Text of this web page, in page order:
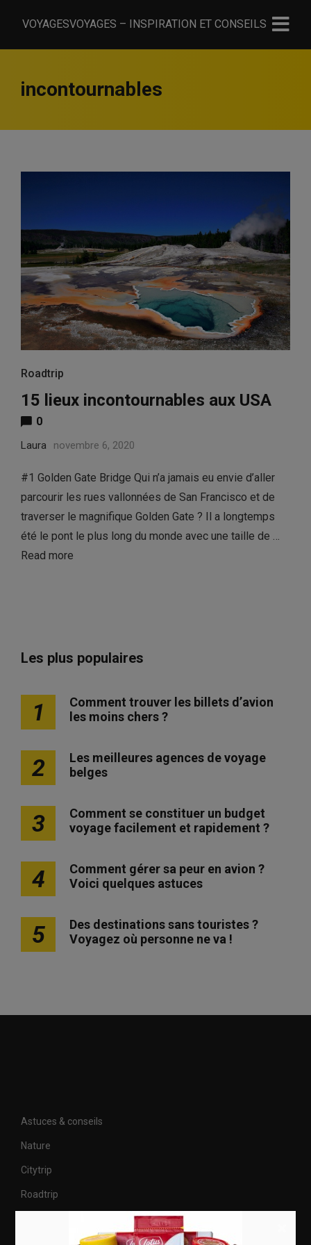
VOYAGESVOYAGES – INSPIRATION ET CONSEILS
incontournables
Roadtrip
15 lieux incontournables aux USA
0
Laura novembre 6, 2020
#1 Golden Gate Bridge Qui n’a jamais eu envie d’aller
parcourir les rues vallonnées de San Francisco et de
traverser le magnifique Golden Gate ? Il a longtemps
été le pont le plus long du monde avec une taille de …
Read more
Les plus populaires
1
Comment trouver les billets d’avion
les moins chers ?
2
Les meilleures agences de voyage
belges
3
Comment se constituer un budget
voyage facilement et rapidement ?
4
Comment gérer sa peur en avion ?
Voici quelques astuces
5
Des destinations sans touristes ?
Voyagez où personne ne va !
Astuces & conseils
Nature
Citytrip
Roadtrip